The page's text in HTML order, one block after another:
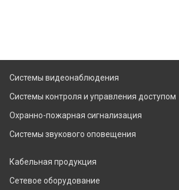
Системы видеонаблюдения
Системы контроля и управления доступом
Охранно-пожарная сигнализация
Системы звукового оповещения
Кабельная продукция
Сетевое оборудование